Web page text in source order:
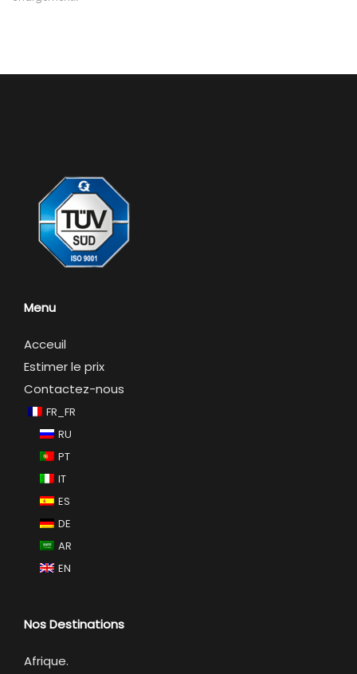
Menu
Acceuil
Estimer le prix
Contactez-nous
FR_FR
RU
PT
IT
ES
DE
AR
EN
Nos Destinations
Afrique.